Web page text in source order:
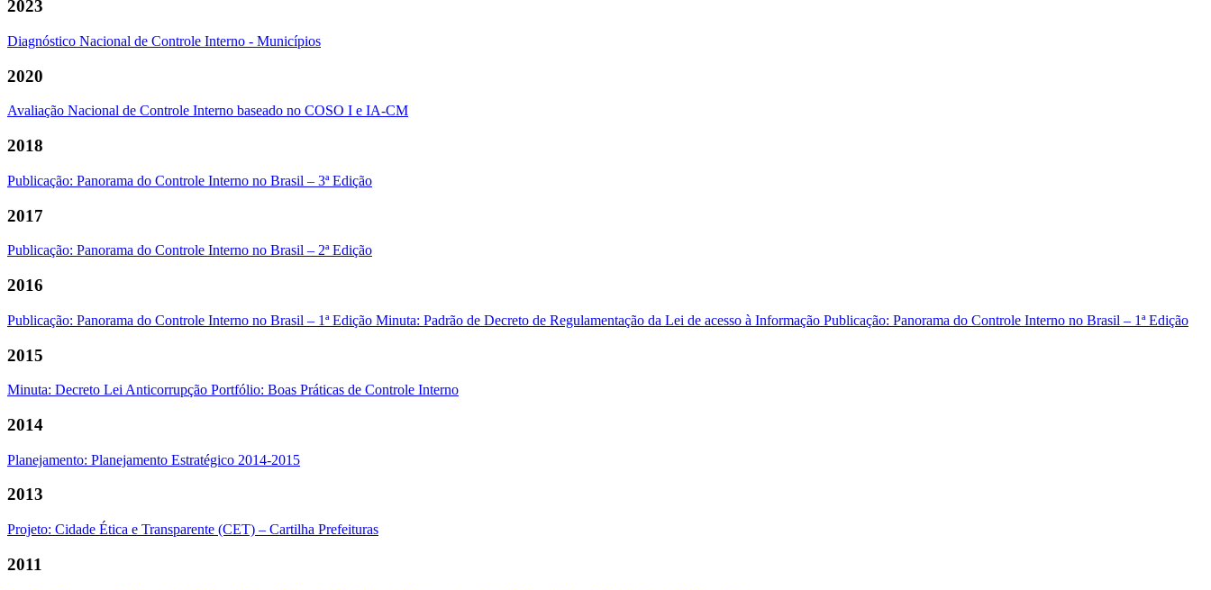
2023
Diagnóstico Nacional de Controle Interno - Municípios
2020
Avaliação Nacional de Controle Interno baseado no COSO I e IA-CM
2018
Publicação: Panorama do Controle Interno no Brasil – 3ª Edição
2017
Publicação: Panorama do Controle Interno no Brasil – 2ª Edição
2016
Publicação: Panorama do Controle Interno no Brasil – 1ª Edição Minuta: Padrão de Decreto de Regulamentação da Lei de acesso à Informação Publicação: Panorama do Controle Interno no Brasil – 1ª Edição
2015
Minuta: Decreto Lei Anticorrupção Portfólio: Boas Práticas de Controle Interno
2014
Planejamento: Planejamento Estratégico 2014-2015
2013
Projeto: Cidade Ética e Transparente (CET) – Cartilha Prefeituras
2011